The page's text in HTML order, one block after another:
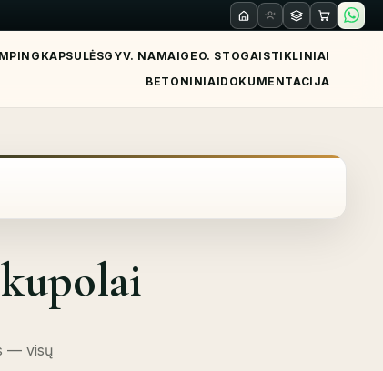
KAPSULĖSGYV. NAMAIGEO. STOGAI STIKLINIAI
BETONINIAIDOKUMENTACIJA
— visų